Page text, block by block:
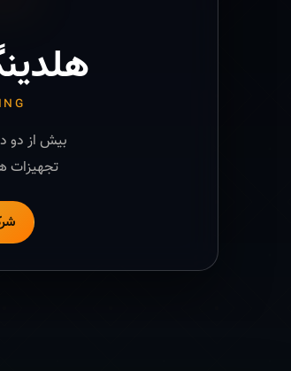
بیش از دو
تجهیزات